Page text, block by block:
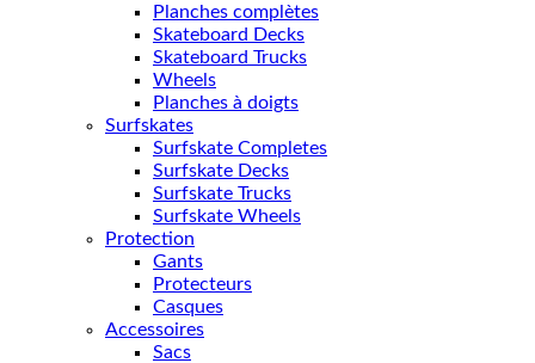
Planches complètes
Skateboard Decks
Skateboard Trucks
Wheels
Planches à doigts
Surfskates
Surfskate Completes
Surfskate Decks
Surfskate Trucks
Surfskate Wheels
Protection
Gants
Protecteurs
Casques
Accessoires
Sacs